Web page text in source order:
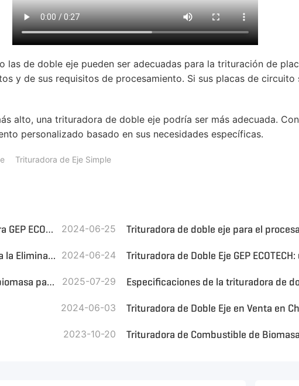
las de doble eje pueden ser adecuadas para la trituración de
y de sus requisitos de procesamiento. Si sus placas de
alto, una trituradora de doble eje podría ser más adecuada.
personalizado basado en sus necesidades específicas.
Trituradora de Eje Simple
ASR y Tratamiento de Residuos Electrónicos con la Trituradora GEP ECOTECH 2024-06-25
Trituradora de Doble Eje GEP ECOTECH: Equipo Necesario para la Eliminación de Cadáveres de Animales 2024-06-24
Trituradora de doble eje serie GD—Experta en trituración de biomasa para paja de arroz y hierba Napier 2025-07-29 Especificaciones de la trituradora de
2024-06-03 Trituradora de Doble Eje en Venta en
2023-10-20 Trituradora de Combustible de